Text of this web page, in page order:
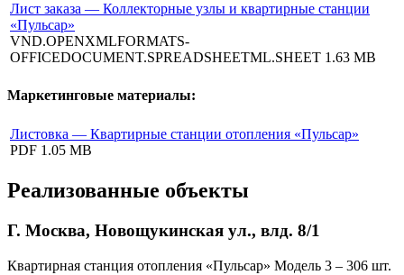
Лист заказа — Коллекторные узлы и квартирные станции
«Пульсар»
VND.OPENXMLFORMATS-
OFFICEDOCUMENT.SPREADSHEETML.SHEET 1.63 MB
Маркетинговые материалы:
Листовка — Квартирные станции отопления «Пульсар»
PDF 1.05 MB
Реализованные объекты
Г. Москва, Новощукинская ул., влд. 8/1
Квартирная станция отопления «Пульсар» Модель 3 – 306 шт.